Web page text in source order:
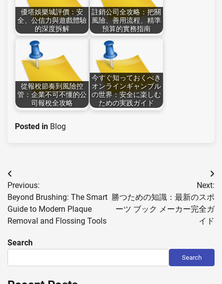
優塔娛樂城評價：安
全、公信力與遊戲體驗
的深度拆解
註銷公司全攻略：把關
風險、善用流程、精準
預算的實務指南
從報稅節奏到風險控
管：企業不可不懂的公
司報稅全攻略
今すぐ知っておくべき
オンラインギャンブル
の世界：安全に楽しむ
ための実践ガイド
Posted in Blog
Post
navigation
Previous:
Beyond Brushing: The Smart
Guide to Modern Plaque
Removal and Flossing Tools
Next:
勝つための知識：最新のスポ
ーツ ブック メーカー完全ガ
イド
Search
Search